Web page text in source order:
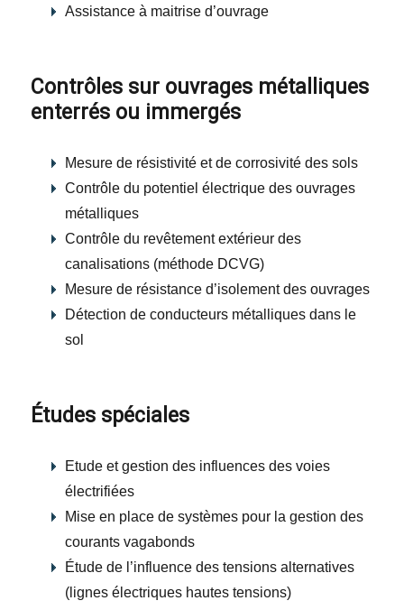
Assistance à maitrise d’ouvrage
Contrôles sur ouvrages métalliques
enterrés ou immergés
Mesure de résistivité et de corrosivité des sols
Contrôle du potentiel électrique des ouvrages
métalliques
Contrôle du revêtement extérieur des
canalisations (méthode DCVG)
Mesure de résistance d’isolement des ouvrages
Détection de conducteurs métalliques dans le
sol
Études spéciales
Etude et gestion des influences des voies
électrifiées
Mise en place de systèmes pour la gestion des
courants vagabonds
Étude de l’influence des tensions alternatives
(lignes électriques hautes tensions)